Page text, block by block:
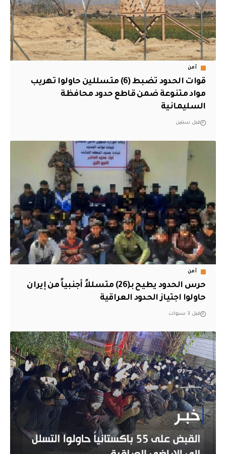
أمن
قوات الحدود تضبط (6) متسللين حاولوا تهريب
مواد متنوعة ضمن قاطع حدود محافظة
السليمانية
قبل سنتين
أمن
حرس الحدود يطيح بـ(26) متسللاً أجنبياً من إيران
حاولوا اجتياز الحدود العراقية
قبل 3 سنوات